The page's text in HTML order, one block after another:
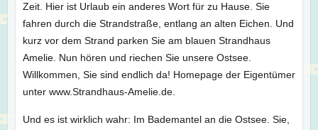
Zeit. Hier ist Urlaub ein anderes Wort für zu Hause. Sie
fahren durch die Strandstraße, entlang an alten Eichen. Und
kurz vor dem Strand parken Sie am blauen Strandhaus
Amelie. Nun hören und riechen Sie unsere Ostsee.
Willkommen, Sie sind endlich da! Homepage der Eigentümer
unter www.Strandhaus-Amelie.de.
Und es ist wirklich wahr: Im Bademantel an die Ostsee. Sie,